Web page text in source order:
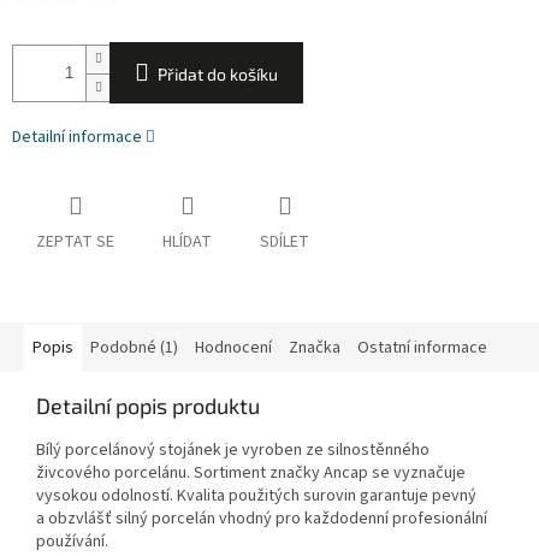
Přidat do košíku
Detailní informace
ZEPTAT SE HLÍDAT SDÍLET
Popis Podobné (1) Hodnocení Značka Ostatní informace
Detailní popis produktu
Bílý porcelánový stojánek je vyroben ze silnostěnného
živcového porcelánu. Sortiment značky Ancap se vyznačuje
vysokou odolností. Kvalita použitých surovin garantuje pevný
a obzvlášť silný porcelán vhodný pro každodenní profesionální
používání.